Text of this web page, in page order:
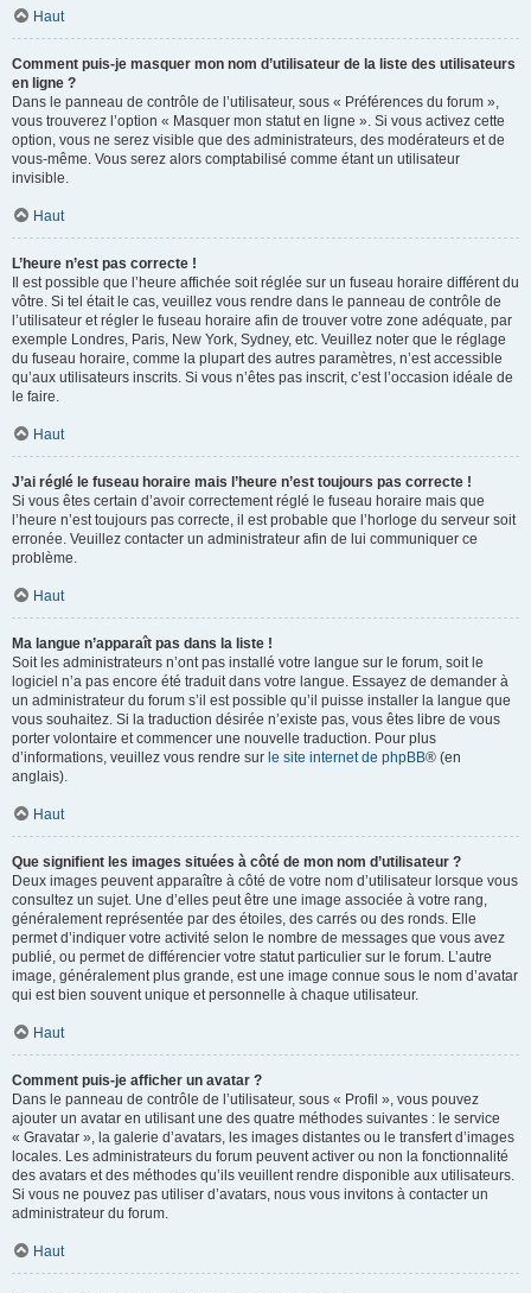
Haut
Comment puis-je masquer mon nom d’utilisateur de la liste des utilisateurs
en ligne ?
Dans le panneau de contrôle de l’utilisateur, sous « Préférences du forum »,
vous trouverez l’option « Masquer mon statut en ligne ». Si vous activez cette
option, vous ne serez visible que des administrateurs, des modérateurs et de
vous-même. Vous serez alors comptabilisé comme étant un utilisateur
invisible.
Haut
L’heure n’est pas correcte !
Il est possible que l’heure affichée soit réglée sur un fuseau horaire différent du
vôtre. Si tel était le cas, veuillez vous rendre dans le panneau de contrôle de
l’utilisateur et régler le fuseau horaire afin de trouver votre zone adéquate, par
exemple Londres, Paris, New York, Sydney, etc. Veuillez noter que le réglage
du fuseau horaire, comme la plupart des autres paramètres, n’est accessible
qu’aux utilisateurs inscrits. Si vous n’êtes pas inscrit, c’est l’occasion idéale de
le faire.
Haut
J’ai réglé le fuseau horaire mais l’heure n’est toujours pas correcte !
Si vous êtes certain d’avoir correctement réglé le fuseau horaire mais que
l’heure n’est toujours pas correcte, il est probable que l’horloge du serveur soit
erronée. Veuillez contacter un administrateur afin de lui communiquer ce
problème.
Haut
Ma langue n’apparaît pas dans la liste !
Soit les administrateurs n’ont pas installé votre langue sur le forum, soit le
logiciel n’a pas encore été traduit dans votre langue. Essayez de demander à
un administrateur du forum s’il est possible qu’il puisse installer la langue que
vous souhaitez. Si la traduction désirée n’existe pas, vous êtes libre de vous
porter volontaire et commencer une nouvelle traduction. Pour plus
d’informations, veuillez vous rendre sur le site internet de phpBB® (en
anglais).
Haut
Que signifient les images situées à côté de mon nom d’utilisateur ?
Deux images peuvent apparaître à côté de votre nom d’utilisateur lorsque vous
consultez un sujet. Une d’elles peut être une image associée à votre rang,
généralement représentée par des étoiles, des carrés ou des ronds. Elle
permet d’indiquer votre activité selon le nombre de messages que vous avez
publié, ou permet de différencier votre statut particulier sur le forum. L’autre
image, généralement plus grande, est une image connue sous le nom d’avatar
qui est bien souvent unique et personnelle à chaque utilisateur.
Haut
Comment puis-je afficher un avatar ?
Dans le panneau de contrôle de l’utilisateur, sous « Profil », vous pouvez
ajouter un avatar en utilisant une des quatre méthodes suivantes : le service
« Gravatar », la galerie d’avatars, les images distantes ou le transfert d’images
locales. Les administrateurs du forum peuvent activer ou non la fonctionnalité
des avatars et des méthodes qu’ils veuillent rendre disponible aux utilisateurs.
Si vous ne pouvez pas utiliser d’avatars, nous vous invitons à contacter un
administrateur du forum.
Haut